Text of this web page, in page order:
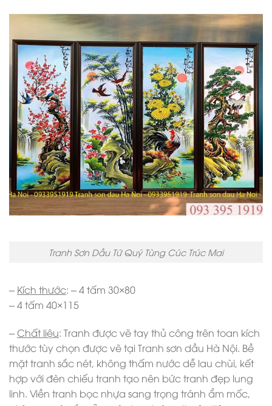
Tranh Sơn Dầu Tứ Quý Tùng Cúc Trúc Mai
– Kích thước: – 4 tấm 30×80
– 4 tấm 40×115
–Chất liệu: Tranh được vẽ tay thủ công trên toan kích
thước tùy chọn được vẽ tại Tranh sơn dầu Hà Nội. Bề
mặt tranh sắc nét, không thấm nước dễ lau chùi, kết
hợp với đèn chiếu tranh tạo nên bức tranh đẹp lung
linh. Viền tranh bọc nhựa sang trọng tránh ẩm mốc,